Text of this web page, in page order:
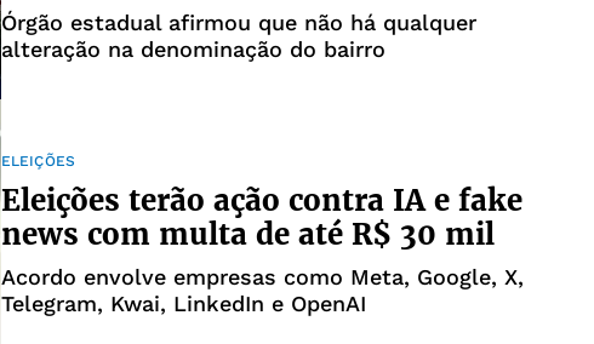
Órgão estadual afirmou que não há qualquer
alteração na denominação do bairro
ELEIÇÕES
Eleições terão ação contra IA e fake
news com multa de até R$ 30 mil
Acordo envolve empresas como Meta, Google, X,
Telegram, Kwai, LinkedIn e OpenAI